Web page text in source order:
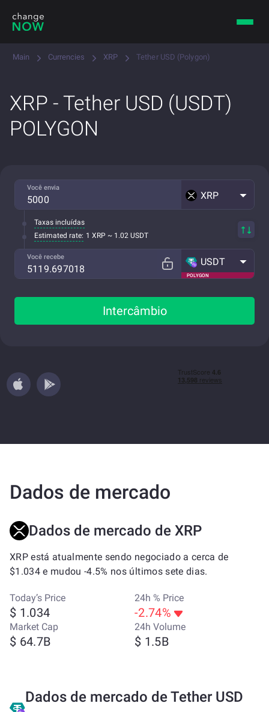
Main Currencies XRP Tether USD (Polygon)
XRP - Tether USD (USDT)
POLYGON
Você envia
XRP
Taxas incluídas
Estimated rate: 1 XRP ~ 1.02 USDT
Você recebe
POLYGON
USDT
Intercâmbio
Dados de mercado
Dados de mercado de XRP
XRP está atualmente sendo negociado a cerca de
$1.034 e mudou -4.5% nos últimos sete dias.
Today’s Price
$ 1.034
24h % Price
-2.74%
Market Cap
$ 64.7B
24h Volume
$ 1.5B
Dados de mercado de Tether USD